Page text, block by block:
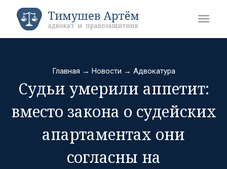
Главная → Новости → Адвокатура
Судьи умерили аппетит:
вместо закона о судейских
апартаментах они
согласны на